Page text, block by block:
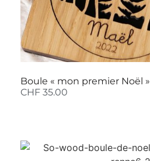
Boule « mon premier Noël »
CHF 35.00